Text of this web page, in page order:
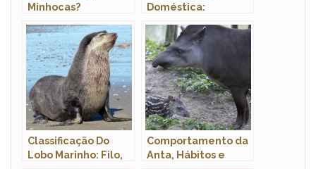
Minhocas?
Doméstica:
Fotos e Onde
Encontrar
Classificação Do
Lobo Marinho: Filo,
Comportamento da
Anta, Hábitos e